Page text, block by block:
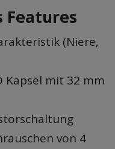
Features
(Niere,
Kapsel mit 32 mm
von 4